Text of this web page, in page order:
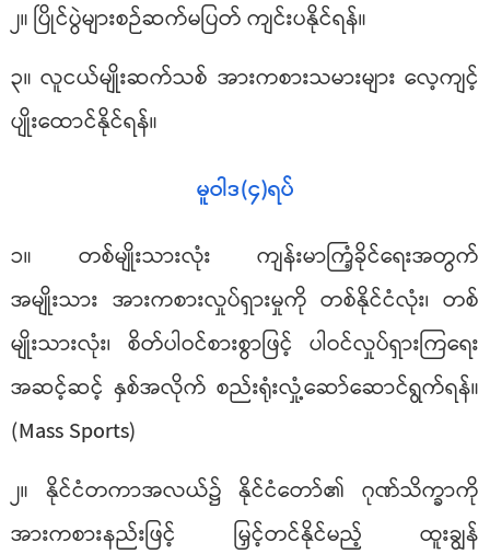
၂။ ပြိုင်ပွဲများစဉ်ဆက်မပြတ် ကျင်းပနိုင်ရန်။
၃။ လူငယ်မျိုးဆက်သစ် အားကစားသမားများ လေ့ကျင့်
ပျိုးထောင်နိုင်ရန်။
မူဝါဒ(၄)ရပ်
၁။ တစ်မျိုးသားလုံး ကျန်းမာကြံ့ခိုင်ရေးအတွက်
အမျိုးသား အားကစားလှုပ်ရှားမှုကို တစ်နိုင်ငံလုံး၊ တစ်
မျိုးသားလုံး၊ စိတ်ပါဝင်စားစွာဖြင့် ပါဝင်လှုပ်ရှားကြရေး
အဆင့်ဆင့် နှစ်အလိုက် စည်းရုံးလှုံ့ဆော်ဆောင်ရွက်ရန်။
(Mass Sports)
၂။ နိုင်ငံတကာအလယ်၌ နိုင်ငံတော်၏ ဂုဏ်သိက္ခာကို
အားကစားနည်းဖြင့် မြှင့်တင်နိုင်မည့် ထူးချွန်